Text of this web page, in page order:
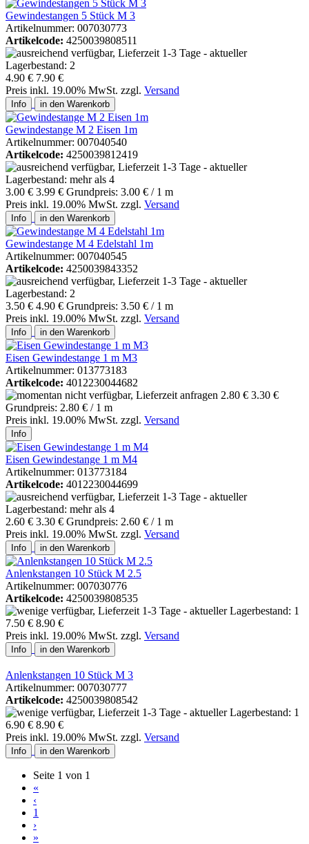
Gewindestangen 5 Stück M 3
Artikelnummer: 007030773
Artikelcode: 4250039808511
4.90 € 7.90 €
Preis inkl. 19.00% MwSt. zzgl. Versand
Info in den Warenkorb
Gewindestange M 2 Eisen 1m
Artikelnummer: 007040540
Artikelcode: 4250039812419
3.00 € 3.99 € Grundpreis: 3.00 € / 1 m
Preis inkl. 19.00% MwSt. zzgl. Versand
Info in den Warenkorb
Gewindestange M 4 Edelstahl 1m
Artikelnummer: 007040545
Artikelcode: 4250039843352
3.50 € 4.90 € Grundpreis: 3.50 € / 1 m
Preis inkl. 19.00% MwSt. zzgl. Versand
Info in den Warenkorb
Eisen Gewindestange 1 m M3
Artikelnummer: 013773183
Artikelcode: 4012230044682
2.80 € 3.30 €
Grundpreis: 2.80 € / 1 m
Preis inkl. 19.00% MwSt. zzgl. Versand
Info
Eisen Gewindestange 1 m M4
Artikelnummer: 013773184
Artikelcode: 4012230044699
2.60 € 3.30 € Grundpreis: 2.60 € / 1 m
Preis inkl. 19.00% MwSt. zzgl. Versand
Info in den Warenkorb
Anlenkstangen 10 Stück M 2.5
Artikelnummer: 007030776
Artikelcode: 4250039808535
7.50 € 8.90 €
Preis inkl. 19.00% MwSt. zzgl. Versand
Info in den Warenkorb
Anlenkstangen 10 Stück M 3
Artikelnummer: 007030777
Artikelcode: 4250039808542
6.90 € 8.90 €
Preis inkl. 19.00% MwSt. zzgl. Versand
Info in den Warenkorb
Seite 1 von 1
«
‹
1
›
»